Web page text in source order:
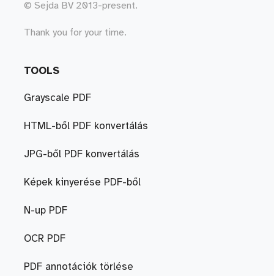
© Sejda BV 2013-present.
Thank you for your time.
TOOLS
Grayscale PDF
HTML-ből PDF konvertálás
JPG-ből PDF konvertálás
Képek kinyerése PDF-ből
N-up PDF
OCR PDF
PDF annotációk törlése